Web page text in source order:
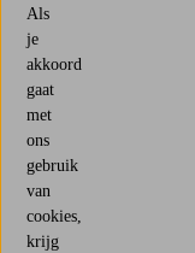
Als
je
akkoord
gaat
met
ons
gebruik
van
cookies,
krijg